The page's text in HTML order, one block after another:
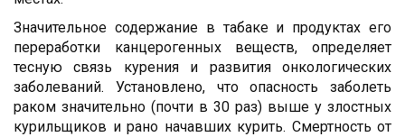
Значительное содержание в табаке и продуктах его
переработки канцерогенных веществ, определяет
тесную связь курения и развития онкологических
заболеваний. Установлено, что опасность заболеть
раком значительно (почти в 30 раз) выше у злостных
курильщиков и рано начавших курить. Смертность от